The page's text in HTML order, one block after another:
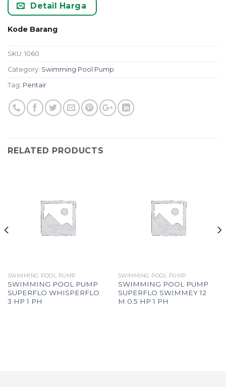
Detail Harga
Kode Barang
SKU: 1060
Category: Swimming Pool Pump
Tag: Pentair
RELATED PRODUCTS
SWIMMING POOL PUMP
SWIMMING POOL PUMP
SUPERFLO WHISPERFLO
3 HP 1 PH
SWIMMING POOL PUMP
SWIMMING POOL PUMP
SUPERFLO SWIMMEY 12
M 0.5 HP 1 PH